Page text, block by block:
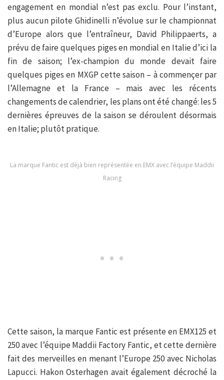
engagement en mondial n’est pas exclu. Pour l’instant,
plus aucun pilote Ghidinelli n’évolue sur le championnat
d’Europe alors que l’entraîneur, David Philippaerts, a
prévu de faire quelques piges en mondial en Italie d’ici la
fin de saison; l’ex-champion du monde devait faire
quelques piges en MXGP cette saison – à commençer par
l’Allemagne et la France – mais avec les récents
changements de calendrier, les plans ont été changé: les 5
dernières épreuves de la saison se déroulent désormais
en Italie; plutôt pratique.
La marque Fantic est déjà bien représentée en EMX avec l’équipe Maddii
Racing
Cette saison, la marque Fantic est présente en EMX125 et
250 avec l’équipe Maddii Factory Fantic, et cette dernière
fait des merveilles en menant l’Europe 250 avec Nicholas
Lapucci. Hakon Osterhagen avait également décroché la